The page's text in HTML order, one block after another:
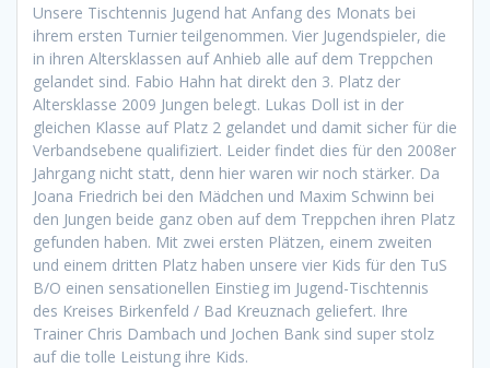
Unsere Tischtennis Jugend hat Anfang des Monats bei
ihrem ersten Turnier teilgenommen. Vier Jugendspieler, die
in ihren Altersklassen auf Anhieb alle auf dem Treppchen
gelandet sind. Fabio Hahn hat direkt den 3. Platz der
Altersklasse 2009 Jungen belegt. Lukas Doll ist in der
gleichen Klasse auf Platz 2 gelandet und damit sicher für die
Verbandsebene qualifiziert. Leider findet dies für den 2008er
Jahrgang nicht statt, denn hier waren wir noch stärker. Da
Joana Friedrich bei den Mädchen und Maxim Schwinn bei
den Jungen beide ganz oben auf dem Treppchen ihren Platz
gefunden haben. Mit zwei ersten Plätzen, einem zweiten
und einem dritten Platz haben unsere vier Kids für den TuS
B/O einen sensationellen Einstieg im Jugend-Tischtennis
des Kreises Birkenfeld / Bad Kreuznach geliefert. Ihre
Trainer Chris Dambach und Jochen Bank sind super stolz
auf die tolle Leistung ihre Kids.